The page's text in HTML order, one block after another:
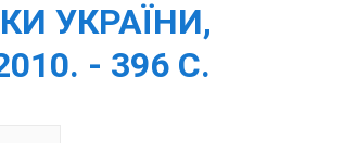
УКРАЇНИ,
- 396 С.